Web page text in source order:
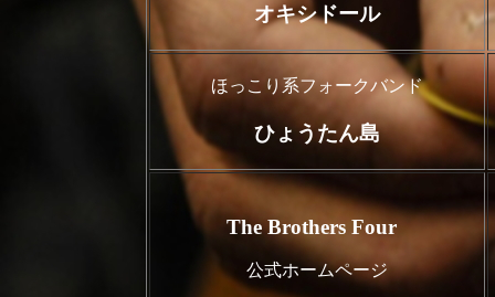
オキシドール
ほっこり系フォークバンド
ひょうたん島
The Brothers Four
公式ホームページ